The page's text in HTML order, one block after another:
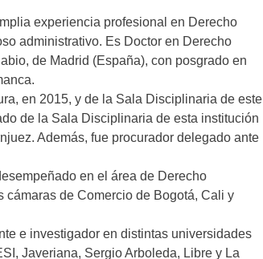
experiencia profesional en Derecho
administrativo. Es Doctor en Derecho
de Madrid (España), con posgrado en
en 2015, y de la Sala Disciplinaria de este
de la Sala Disciplinaria de esta institución
Además, fue procurador delegado ante
en el área de Derecho
de Comercio de Bogotá, Cali y
e investigador en distintas universidades
Javeriana, Sergio Arboleda, Libre y La